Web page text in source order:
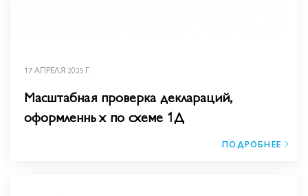
17 АПРЕЛЯ 2025 Г.
Масштабная проверка деклараций,
оформленных по схеме 1Д
ПОДРОБНЕЕ